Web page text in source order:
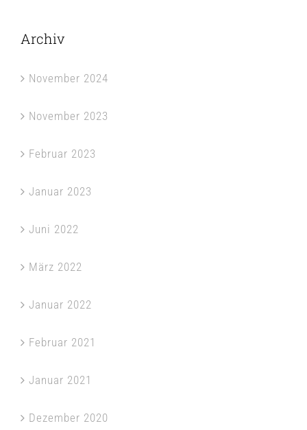
Archiv
November 2024
November 2023
Februar 2023
Januar 2023
Juni 2022
März 2022
Januar 2022
Februar 2021
Januar 2021
Dezember 2020